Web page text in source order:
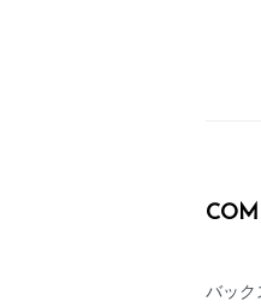
バック